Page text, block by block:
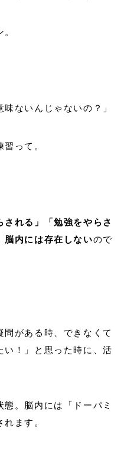
味ないんじゃないの？」
って。
される」「勉強をやらさ
脳内には存在しないので
がある時、できなくて
い！」と思った時に、活
。脳内には「ドーパミ
ます。